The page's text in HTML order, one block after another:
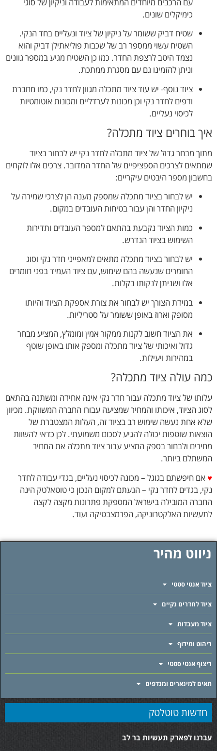
ניווט מהיר
ציוד אנטי סטטי
ציוד לחדרים נקיים
ציוד מעבדות
ריהוט ומידוף
ריצוף אנטי סטטי
תאים למינארים ומנדפים
כימיקלים שונים.
שטיח דביק ששומר על ניקיון של ציוד ונעליים בחד הנקי.
השטיח עשוי ממספר רב של שכבות פוליאתילן דביק והוא
נצמד היטב לרצפת החדר. כמו כן השטיח מגיע במספר גוונים
וניתן להזמינו גם עם מסגרת ממתכת.
ציוד נוסף- יש עוד ציוד מתכלה מגוון לחדר נקי, כמו מחברת
ודפים לחדר נקי וכן מכונות לערדליים ומכונות אוטומטיות
לכיסוי נעליים.
איך בוחרים ציוד מתכלה?
מתוך מבחר גדול של ציוד מתכלה לחדר נקי יש לבחור בציוד
שמתאים לצרכים הספציפיים של החדר המדובר. צרכים אלו לוקחים
בחשבון מספר היבטים עיקריים:
יש לבחור בציוד מתכלה שמספק מענה הן לצרכי שמירה על
ניקיון החדר והן עבור בטיחות העובדים במקום.
כמות הציוד נקבעת בהתאם למספר העובדים ותדירות
השימוש בציוד הנדרש.
יש לבחור בציוד מתכלה מתאים למאפייני חדר נקי וסוג
החומרים שנעשה בהם שימוש, עם ציוד העמיד בפני חומרים
אלו ושניתן לנקותו בקלות.
במידת הצורך יש לבחור את צורת אספקת הציוד והיותו
מסופק וארוז באופן ששומר על סטריליות.
את הציוד חשוב לקנות ממקור אמין ומומלץ, המציע מבחר
גדול ואיכותי של ציוד מתכלה ומספק אותו באופן שוטף
במהירות ויעילות.
כמה עולה ציוד מתכלה?
עלותו של ציוד מתכלה עבור חדר נקי אינה אחידה ומשתנה בהתאם
לסוג הציוד, איכותו והמחיר שמציעה עבורו החברה המשווקת. מכיוון
שלא אחת נעשה שימוש רב בציוד זה, העלות המצטברת של
הוצאות שוטפות יכולה להגיע לסכום משמועתי. לכן כדאי להשוות
מחירים ולבחור בספק המציע עבור ציוד מתכלה את המחיר
המשתלם ביותר.
♥ אם חיפשתם בגוגל – מכונה לכיסוי נעליים, בגדי עבודה לחדר
נקי, בגדים לחדר נקי – הגעתם למקום הנכון כי טוטאלטק הינה
החברה המובילה בישראל המספקת פתרונות מקצה לקצה
לתעשיות האלקטרוניקה, הפרמצבטיקה ועוד.
חדשות טוטלטק
עברנו לפארק תעשיות בר לב